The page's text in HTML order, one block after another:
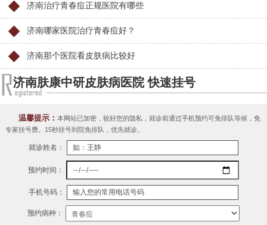
济南治疗青春痘正规医院有哪些
济南哪家医院治疗青春痘好？
济南那个医院看皮肤病比较好
济南肤康中研皮肤病医院 快速挂号
温馨提示：本网站已加密，较好您的隐私，就诊前通过手机预约可免排队等候，免
专家挂号费。15秒挂号到院免排队，优先就诊。
就诊姓名：
预约时间：
手机号码：
预约病种：